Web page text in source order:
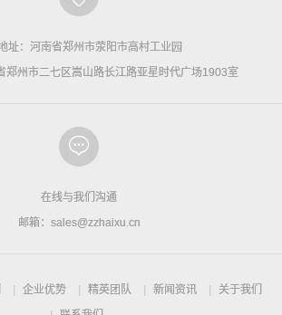
址：河南省郑州市荥阳市高村工业园
郑州市二七区嵩山路长江路亚星时代广场1903室
在线与我们沟通
邮箱：sales@zzhaixu.cn
企业优势 精英团队 新闻资讯
关于我们